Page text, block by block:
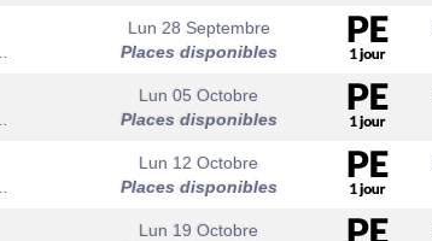
Lun 28 Septembre
Places disponibles
Lun 05 Octobre
Places disponibles
Lun 12 Octobre
Places disponibles
Lun 19 Octobre